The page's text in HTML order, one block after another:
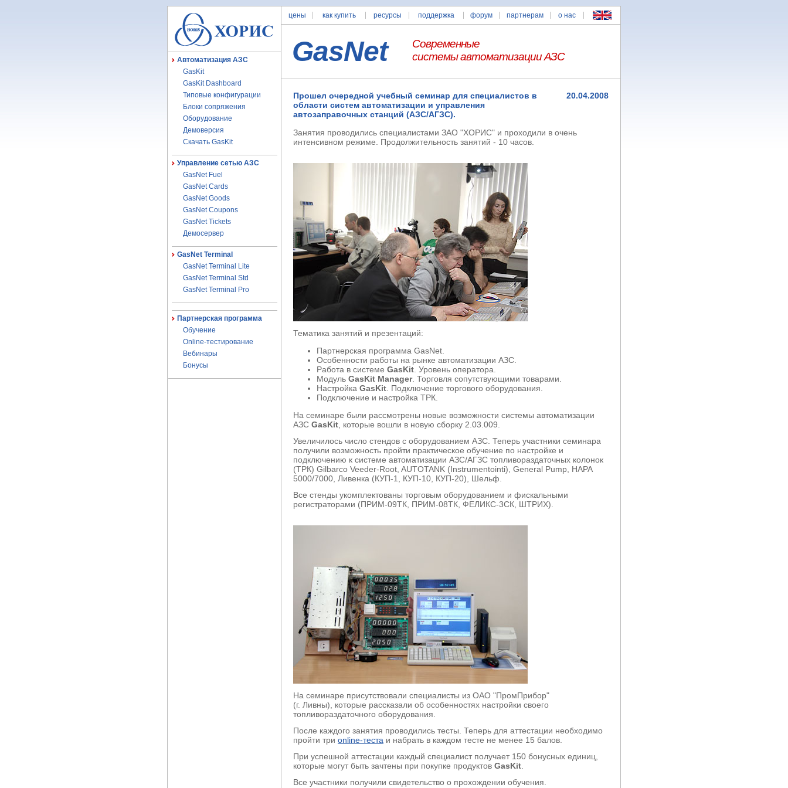
Автоматизация АЗС
GasKit
GasKit Dashboard
Типовые конфигурации
Блоки сопряжения
Оборудование
Демоверсия
Скачать GasKit
Управление сетью АЗС
GasNet Fuel
GasNet Cards
GasNet Goods
GasNet Coupons
GasNet Tickets
Демосервер
GasNet Terminal
GasNet Terminal Lite
GasNet Terminal Std
GasNet Terminal Pro
Партнерская программа
Обучение
Online-тестирование
Вебинары
Бонусы
цены как купить ресурсы поддержка форум партнерам о нас
GasNet
Современные
системы автоматизации АЗС
Прошел очередной учебный семинар для специалистов в
области систем автоматизации и управления
автозаправочных станций (АЗС/АГЗС).
20.04.2008
Занятия проводились специалистами ЗАО "ХОРИС" и проходили в очень
интенсивном режиме. Продолжительность занятий - 10 часов.
Тематика занятий и презентаций:
Партнерская программа GasNet.
Особенности работы на рынке автоматизации АЗС.
Работа в системе GasKit . Уровень оператора.
Модуль GasKit Manager. Торговля сопутствующими товарами.
Настройка GasKit . Подключение торгового оборудования.
Подключение и настройка ТРК.
На семинаре были рассмотрены новые возможности системы автоматизации
АЗС GasKit , которые вошли в новую сборку 2.03.009.
Увеличилось число стендов с оборудованием АЗС. Теперь участники семинара
получили возможность пройти практическое обучение по настройке и
подключению к системе автоматизации АЗС/АГЗС топливораздаточных колонок
(ТРК) Gilbarco Veeder-Root, AUTOTANK (Instrumentointi), General Pump, НАРА
5000/7000, Ливенка (КУП-1, КУП-10, КУП-20), Шельф.
Все стенды укомплектованы торговым оборудованием и фискальными
регистраторами (ПРИМ-09ТК, ПРИМ-08ТК, ФЕЛИКС-3СК, ШТРИХ).
На семинаре присутствовали специалисты из ОАО "ПромПрибор"
(г. Ливны), которые рассказали об особенностях настройки своего
топливораздаточного оборудования.
После каждого занятия проводились тесты. Теперь для аттестации необходимо
пройти три online-теста и набрать в каждом тесте не менее 15 балов.
При успешной аттестации каждый специалист получает 150 бонусных единиц,
которые могут быть зачтены при покупке продуктов GasKit
Все участники получили свидетельство о прохождении обучения.